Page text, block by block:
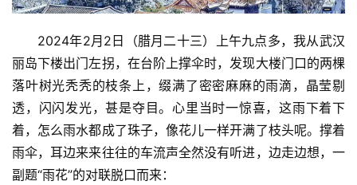
2024年2月2日（腊月二十三）上午九点多，我从武汉
丽岛下楼出门左拐，在台阶上撑伞时，发现大楼门口的两棵
落叶树光秃秃的枝条上，缀满了密密麻麻的雨滴，晶莹剔
透，闪闪发光，甚是夺目。心里当时一惊喜，这雨下着下
着，怎么雨水都成了珠子，像花儿一样开满了枝头呢。撑着
雨伞，耳边来来往往的车流声全然没有听进，边走边想，一
副题“雨花”的对联脱口而来：